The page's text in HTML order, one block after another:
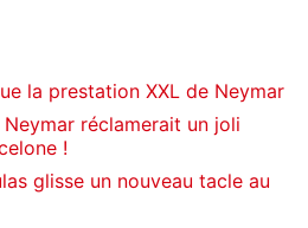
la prestation XXL de Neymar
Neymar réclamerait un joli
!
glisse un nouveau tacle au